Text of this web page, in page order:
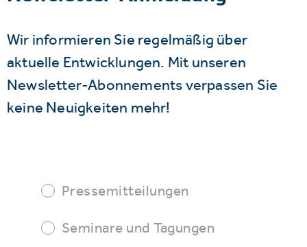
Wir informieren Sie regelmäßig über
aktuelle Entwicklungen. Mit unseren
Newsletter-Abonnements verpassen Sie
keine Neuigkeiten mehr!
Pressemitteilungen
Seminare und Tagungen